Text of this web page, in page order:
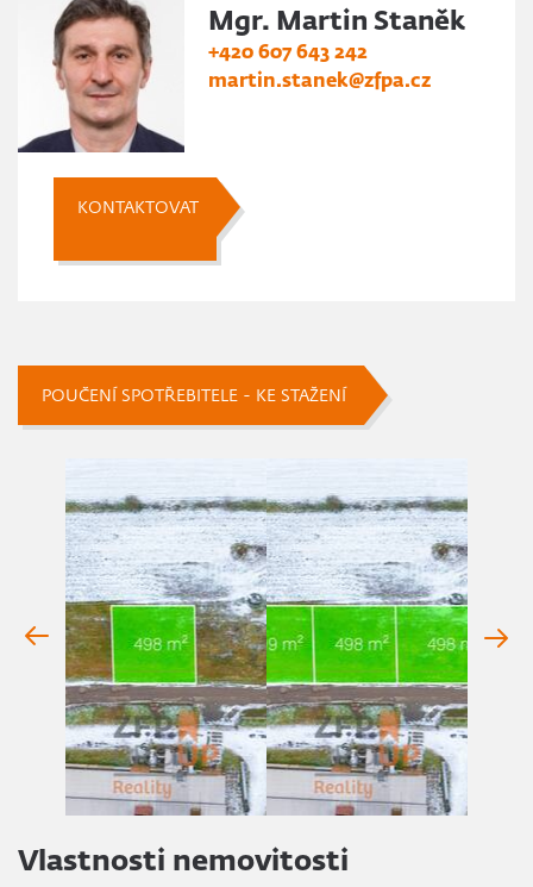
Mgr. Martin Staněk
+420 607 643 242
martin.stanek@zfpa.cz
KONTAKTOVAT
POUČENÍ SPOTŘEBITELE - KE STAŽENÍ
Vlastnosti nemovitosti